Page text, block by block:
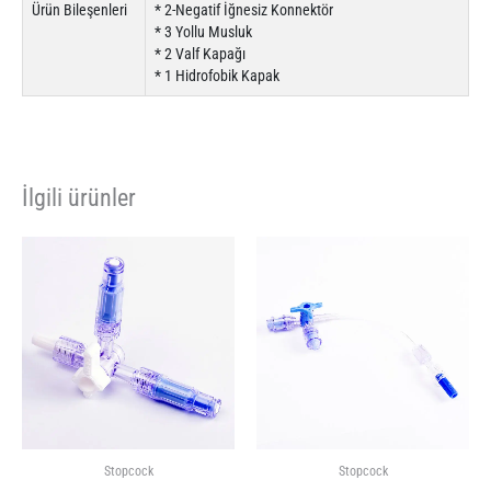
Ürün Bileşenleri
* 2-Negatif İğnesiz Konnektör
* 3 Yollu Musluk
* 2 Valf Kapağı
* 1 Hidrofobik Kapak
İlgili ürünler
Stopcock
Stopcock